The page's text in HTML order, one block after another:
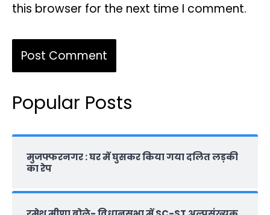
this browser for the next time I comment.
Popular Posts
मुजफ्फरनगर : घर में घुसकर किया गया दलित लड़की
का रेप